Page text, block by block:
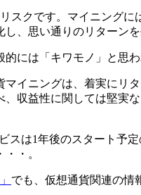
スクです。マイニング
、思い通りのリターン
には「キワモノ」と思
イニングは、着実にリ
収益性に関しては堅実
スは1年後のスタート予
・。
でも、仮想通貨関連の情